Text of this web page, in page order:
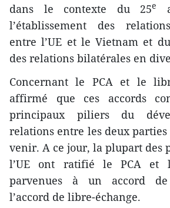
dans le contexte du 25e
l’établissement des
entre l’UE et le Vietnam et
des relations bilatérales en
Concernant le PCA et le
affirmé que ces accords
principaux piliers du
relations entre les deux parties
venir. A ce jour, la plupart des
l’UE ont ratifié le PCA et
parvenues à un accord
l’accord de libre-échange.